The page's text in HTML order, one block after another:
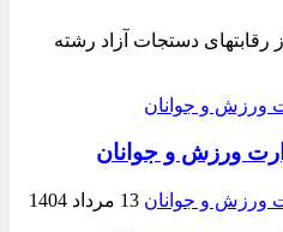
رقابتهای دستجات آزاد رشته
ورزش و جوانان
13 مرداد 1404